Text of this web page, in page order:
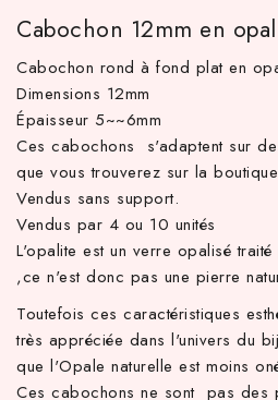
d'achat hors frais de port en
Cabochon 12mm en
Cabochon rond à fond plat en
Dimensions 12mm
Épaisseur 5~~6mm
Ces cabochons s'adaptent sur
que vous trouverez sur la
Vendus sans support.
Vendus par 4 ou 10 unités
L'opalite est un verre opalisé
,ce n'est donc pas une pierre
Toutefois ces caractéristiques
très appréciée dans l'univers du
que l'Opale naturelle est moins
Ces cabochons ne sont pas des